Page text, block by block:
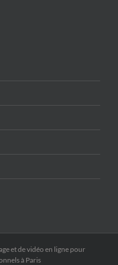
et de vidéo en ligne pour
à Paris